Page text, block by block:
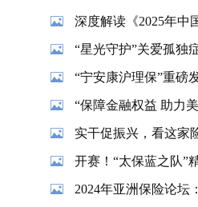
深度解读《2025年中国互联网保险消费
“星光守护”关爱孤独症儿
“宁安康沪理保”重磅发布，
“保障金融权益 助力美好生活”中国
实干促振兴，看这家
开赛！“太保蓝之队”
2024年亚洲保险论坛：